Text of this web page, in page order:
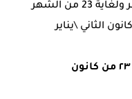
التقديم من 3 كانون الاول\ديسمبر ولغاية 23 من الشهر
الثاني \يناير
تم إغلاق تقديم الطلبات في ال ٢٣ من كانون